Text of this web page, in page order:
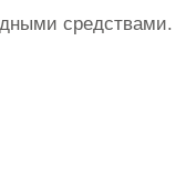
средствами.